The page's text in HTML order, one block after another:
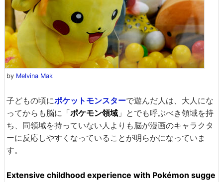
by Melvina Mak
子どもの頃にポケットモンスターで遊んだ人は、大人にな
ってからも脳に「ポケモン領域 」とでも呼ぶべき領域を持
ち、同領域を持っていない人よりも脳が漫画のキャラクタ
ーに反応しやすくなっていることが明らかになっていま
す。
Extensive childhood experience with Pokémon sugge